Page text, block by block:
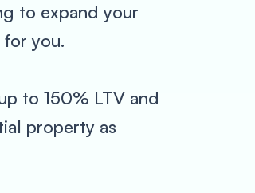
to expand your
you.
to 150% LTV and
property as